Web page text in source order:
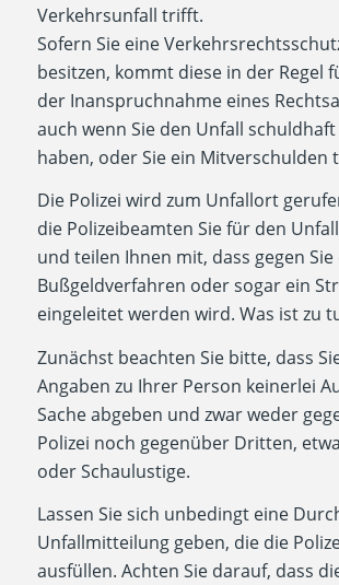
Verkehrsunfall trifft.
Sofern Sie eine
besitzen, kommt diese in der Regel
der Inanspruchnahme eines
auch wenn Sie den Unfall
haben, oder Sie ein Mitverschulden
Die Polizei wird zum Unfallort
die Polizeibeamten Sie für den
und teilen Ihnen mit, dass gegen Sie
Bußgeldverfahren oder sogar ein
eingeleitet werden wird. Was ist zu
Zunächst beachten Sie bitte, dass
Angaben zu Ihrer Person keinerlei
Sache abgeben und zwar weder
Polizei noch gegenüber Dritten,
oder Schaulustige.
Lassen Sie sich unbedingt eine
Unfallmitteilung geben, die die
ausfüllen. Achten Sie darauf, dass